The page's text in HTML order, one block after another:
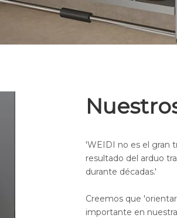
'WEIDI no es el gran
resultado del arduo
durante décadas.'
Creemos que
importante en